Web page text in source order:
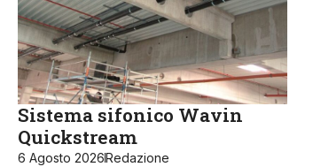
Sistema sifonico Wavin
Quickstream
6 Agosto 2026Redazione